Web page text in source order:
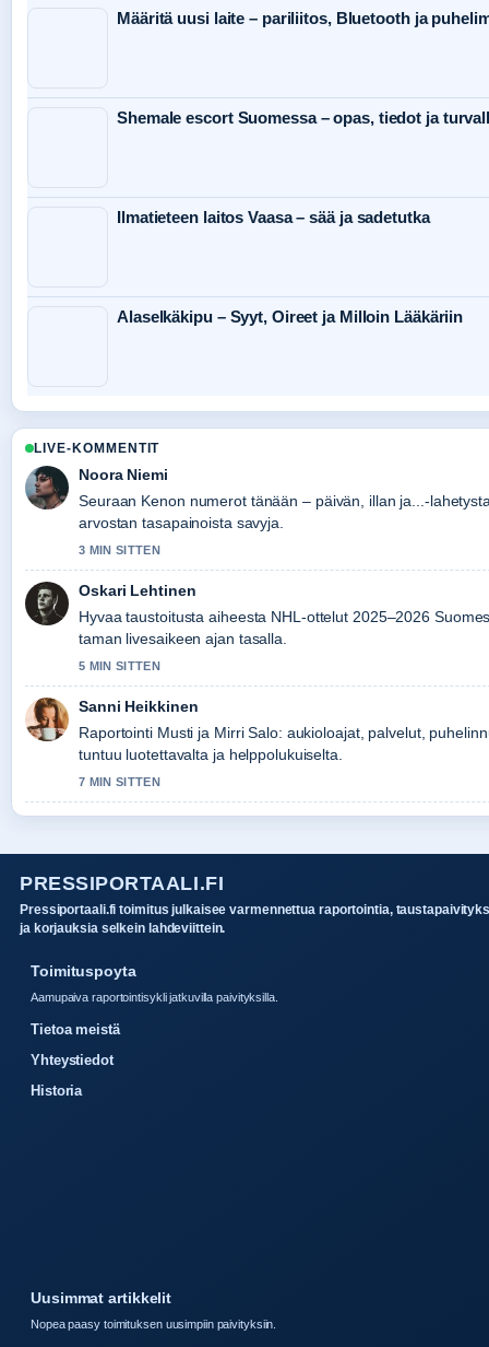
Määritä uusi laite – pariliitos, Bluetooth ja
Shemale escort Suomessa – opas, tiedot ja
Ilmatieteen laitos Vaasa – sää ja sadetutka
Alaselkäkipu – Syyt, Oireet ja Milloin Lääkäriin
LIVE-KOMMENTIT
Noora Niemi
Seuraan Kenon numerot tänään – päivän, illan ja...-
arvostan tasapainoista savyja.
3 MIN SITTEN
Oskari Lehtinen
Hyvaa taustoitusta aiheesta NHL-ottelut 2025–2026
taman livesaikeen ajan tasalla.
5 MIN SITTEN
Sanni Heikkinen
Raportointi Musti ja Mirri Salo: aukioloajat, palvelut,
tuntuu luotettavalta ja helppolukuiselta.
7 MIN SITTEN
PRESSIPORTAALI.FI
Pressiportaali.fi toimitus julkaisee varmennettua raportointia,
ja korjauksia selkein lahdeviittein.
Toimituspoyta
Aamupaiva raportointisykli jatkuvilla paivityksilla.
Tietoa meistä
Yhteystiedot
Historia
Uusimmat artikkelit
Nopea paasy toimituksen uusimpiin paivityksiin.